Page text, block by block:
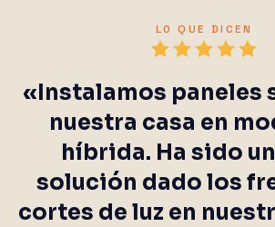
LO QUE DICEN
«Instalamos paneles
nuestra casa en
híbrida. Ha sido
solución dado los
cortes de luz en